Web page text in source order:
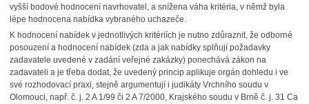
vyšší bodové hodnocení navrhovatel, a snížena váha kritéria, v němž byla
lépe hodnocena nabídka vybraného uchazeče.
K hodnocení nabídek v jednotlivých kritériích je nutno zdůraznit, že odborné
posouzení a hodnocení nabídek (zda a jak nabídky splňují požadavky
zadavatele uvedené v zadání veřejné zakázky) ponechává zákon na
zadavateli a je třeba dodat, že uvedený princip aplikuje orgán dohledu i ve
své rozhodovací praxi, stejně argumentují i judikáty Vrchního soudu v
Olomouci, např. č. j. 2 A 1/99 či 2 A 7/2000, Krajského soudu v Brně č. j. 31 Ca